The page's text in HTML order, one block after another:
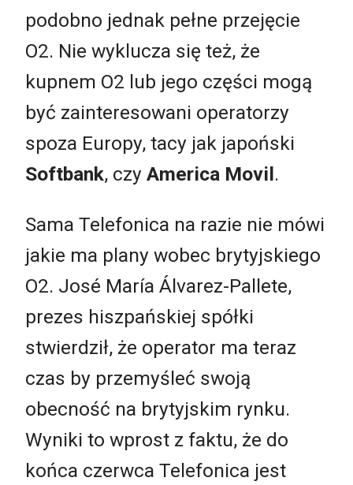
podobno jednak pełne przejęcie
O2. Nie wyklucza się też, że
kupnem O2 lub jego części mogą
być zainteresowani operatorzy
spoza Europy, tacy jak japoński
Softbank, czy America Movil.
Sama Telefonica na razie nie mówi
jakie ma plany wobec brytyjskiego
O2. José María Álvarez-Pallete,
prezes hiszpańskiej spółki
stwierdził, że operator ma teraz
czas by przemyśleć swoją
obecność na brytyjskim rynku.
Wyniki to wprost z faktu, że do
końca czerwca Telefonica jest